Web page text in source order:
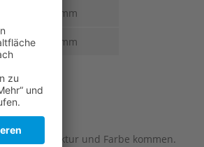
5,5-2,8 mm
6,0-3,0 mm
und Farbe kommen.